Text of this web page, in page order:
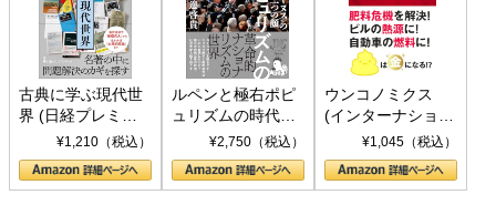
古典に学ぶ現代世
界 (日経プレミア
シリーズ)¥1,210（税込）
ルペンと極右ポピ
ュリズムの時代：
〈ヤヌス〉の二つ
の顔
¥2,750（税込）
ウンコノミクス
(インターナショナ
ル新書)¥1,045（税込）